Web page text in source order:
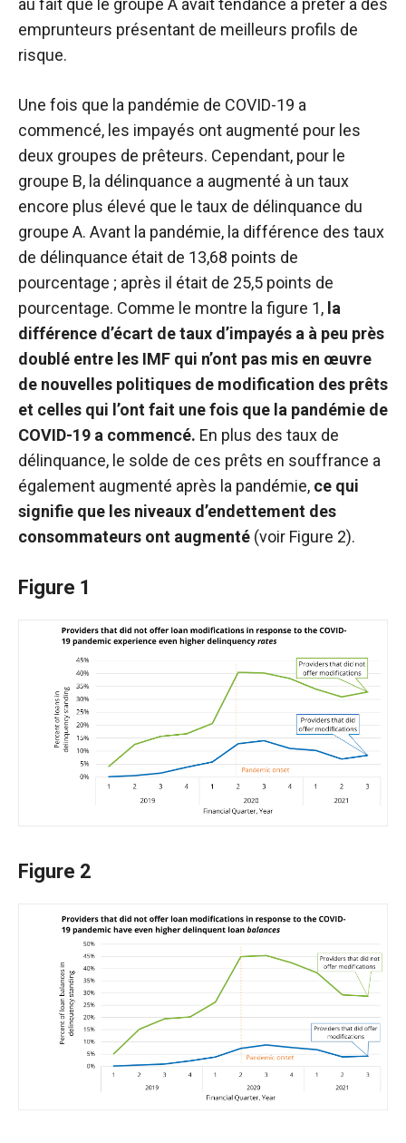
au fait que le groupe A avait tendance à prêter à des
emprunteurs présentant de meilleurs profils de
risque.
Une fois que la pandémie de COVID-19 a
commencé, les impayés ont augmenté pour les
deux groupes de prêteurs. Cependant, pour le
groupe B, la délinquance a augmenté à un taux
encore plus élevé que le taux de délinquance du
groupe A. Avant la pandémie, la différence des taux
de délinquance était de 13,68 points de
pourcentage ; après il était de 25,5 points de
pourcentage. Comme le montre la figure 1, la
différence d’écart de taux d’impayés a à peu près
doublé entre les IMF qui n’ont pas mis en œuvre
de nouvelles politiques de modification des prêts
et celles qui l’ont fait une fois que la pandémie de
COVID-19 a commencé. En plus des taux de
délinquance, le solde de ces prêts en souffrance a
également augmenté après la pandémie, ce qui
signifie que les niveaux d’endettement des
consommateurs ont augmenté (voir Figure 2).
Figure 1
Figure 2